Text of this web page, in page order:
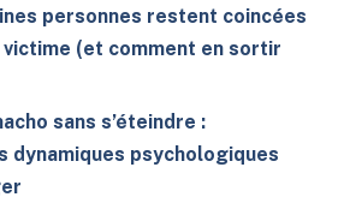
personnes restent coincées
(et comment en sortir
sans s’éteindre :
dynamiques psychologiques